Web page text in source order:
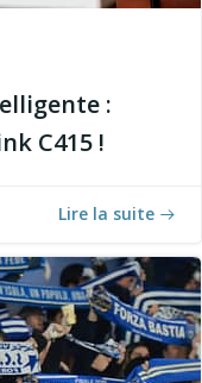
:
C415 !
Lire la suite